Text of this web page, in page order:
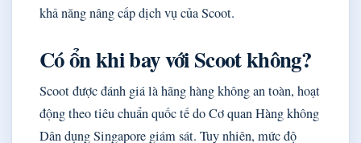
khả năng nâng cấp dịch vụ của Scoot.
Có ổn khi bay với Scoot không?
Scoot được đánh giá là hãng hàng không an toàn, hoạt
động theo tiêu chuẩn quốc tế do Cơ quan Hàng không
Dân dụng Singapore giám sát. Tuy nhiên, mức độ